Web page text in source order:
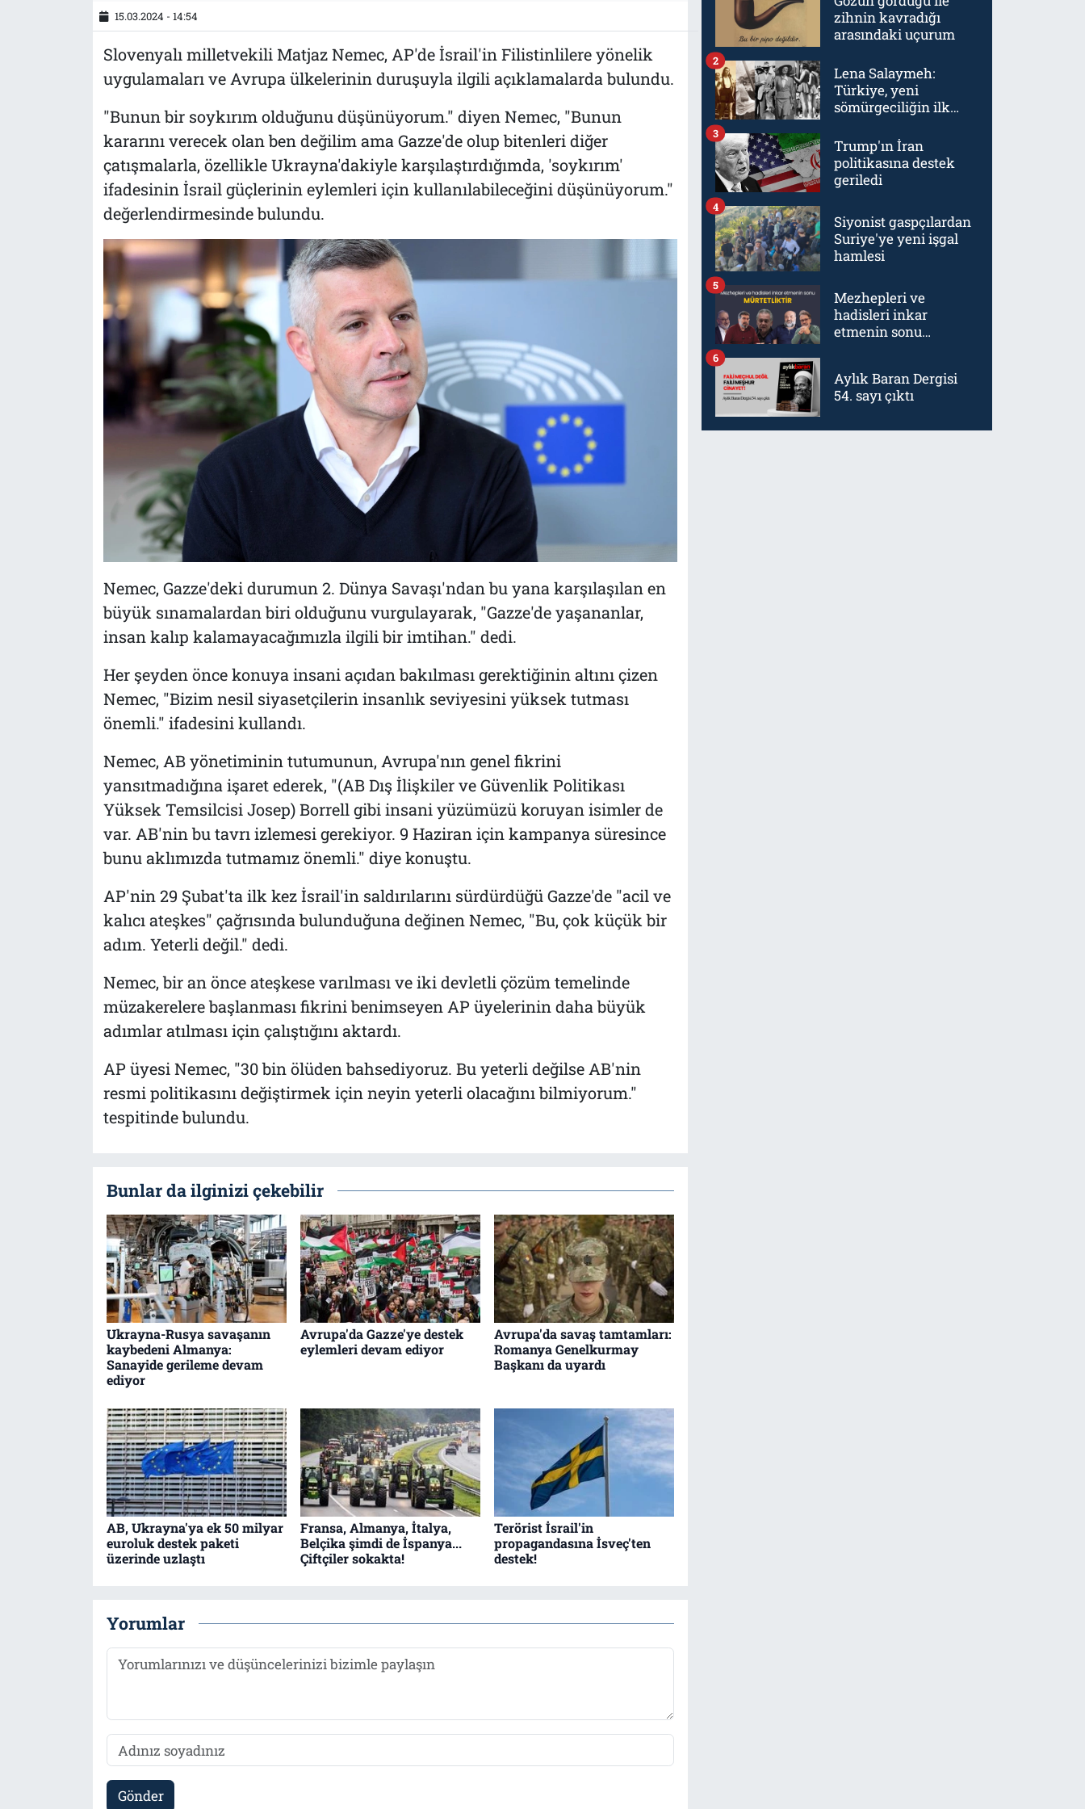
15.03.2024 - 14:54
Slovenyalı milletvekili Matjaz Nemec, AP'de İsrail'in Filistinlilere yönelik
uygulamaları ve Avrupa ülkelerinin duruşuyla ilgili açıklamalarda bulundu.
"Bunun bir soykırım olduğunu düşünüyorum." diyen Nemec, "Bunun
kararını verecek olan ben değilim ama Gazze'de olup bitenleri diğer
çatışmalarla, özellikle Ukrayna'dakiyle karşılaştırdığımda, 'soykırım'
ifadesinin İsrail güçlerinin eylemleri için kullanılabileceğini düşünüyorum."
değerlendirmesinde bulundu.
Nemec, Gazze'deki durumun 2. Dünya Savaşı'ndan bu yana karşılaşılan en
büyük sınamalardan biri olduğunu vurgulayarak, "Gazze'de yaşananlar,
insan kalıp kalamayacağımızla ilgili bir imtihan." dedi.
Her şeyden önce konuya insani açıdan bakılması gerektiğinin altını çizen
Nemec, "Bizim nesil siyasetçilerin insanlık seviyesini yüksek tutması
önemli." ifadesini kullandı.
Nemec, AB yönetiminin tutumunun, Avrupa'nın genel fikrini
yansıtmadığına işaret ederek, "(AB Dış İlişkiler ve Güvenlik Politikası
Yüksek Temsilcisi Josep) Borrell gibi insani yüzümüzü koruyan isimler de
var. AB'nin bu tavrı izlemesi gerekiyor. 9 Haziran için kampanya süresince
bunu aklımızda tutmamız önemli." diye konuştu.
AP'nin 29 Şubat'ta ilk kez İsrail'in saldırılarını sürdürdüğü Gazze'de "acil ve
kalıcı ateşkes" çağrısında bulunduğuna değinen Nemec, "Bu, çok küçük bir
adım. Yeterli değil." dedi.
Nemec, bir an önce ateşkese varılması ve iki devletli çözüm temelinde
müzakerelere başlanması fikrini benimseyen AP üyelerinin daha büyük
adımlar atılması için çalıştığını aktardı.
AP üyesi Nemec, "30 bin ölüden bahsediyoruz. Bu yeterli değilse AB'nin
resmi politikasını değiştirmek için neyin yeterli olacağını bilmiyorum."
tespitinde bulundu.
Bunlar da ilginizi çekebilir
Ukrayna-Rusya savaşanın
kaybedeni Almanya:
Sanayide gerileme devam
ediyor
Avrupa'da Gazze'ye destek
eylemleri devam ediyor
Avrupa'da savaş tamtamları:
Romanya Genelkurmay
Başkanı da uyardı
AB, Ukrayna'ya ek 50 milyar
euroluk destek paketi
üzerinde uzlaştı
Fransa, Almanya, İtalya,
Belçika şimdi de İspanya...
Çiftçiler sokakta!
Terörist İsrail'in
propagandasına İsveç'ten
destek!
Yorumlar
Gönder
zihnin kavradığı
arasındaki uçurum
Lena Salaymeh:
Türkiye, yeni
sömürgeciliğin ilk
2
Trump'ın İran
politikasına destek
geriledi
3
Siyonist gaspçılardan
Suriye'ye yeni işgal
hamlesi
4
Mezhepleri ve
hadisleri inkar
etmenin sonu
5
Aylık Baran Dergisi
54. sayı çıktı
6
İletişim